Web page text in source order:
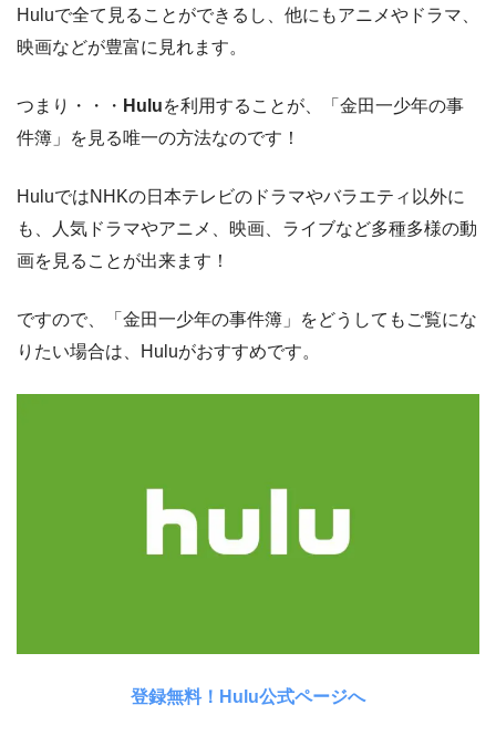
Huluで全て見ることができるし、他にもアニメやドラマ、
映画などが豊富に見れます。
つまり・・・ Huluを利用することが、「金田一少年の事
件簿」を見る唯一の方法なのです！
HuluではNHKの日本テレビのドラマやバラエティ以外に
も、人気ドラマやアニメ、映画、ライブなど多種多様の動
画を見ることが出来ます！
ですので、「金田一少年の事件簿」をどうしてもご覧にな
りたい場合は、Huluがおすすめです。
登録無料！Hulu公式ページへ